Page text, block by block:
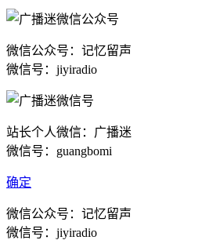
微信公众号：记忆留声
微信号：jiyiradio
站长个人微信：广播迷
微信号：guangbomi
确定
微信公众号：记忆留声
微信号：jiyiradio